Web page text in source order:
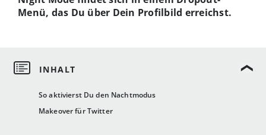
So aktivierst Du den Nachtmodus
Makeover für Twitter
Menü, das Du über Dein Profilbild erreichst.